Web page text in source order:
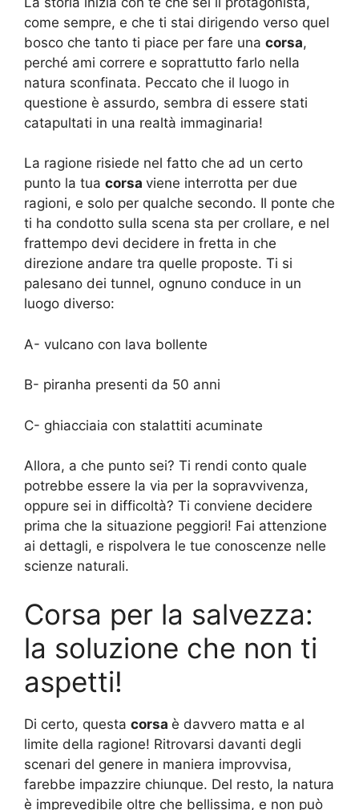
come sempre, e che ti stai dirigendo verso quel
bosco che tanto ti piace per fare una corsa,
perché ami correre e soprattutto farlo nella
natura sconfinata. Peccato che il luogo in
questione è assurdo, sembra di essere stati
catapultati in una realtà immaginaria!
La ragione risiede nel fatto che ad un certo
punto la tua corsa viene interrotta per due
ragioni, e solo per qualche secondo. Il ponte che
ti ha condotto sulla scena sta per crollare, e nel
frattempo devi decidere in fretta in che
direzione andare tra quelle proposte. Ti si
palesano dei tunnel, ognuno conduce in un
luogo diverso:
A- vulcano con lava bollente
B- piranha presenti da 50 anni
C- ghiacciaia con stalattiti acuminate
Allora, a che punto sei? Ti rendi conto quale
potrebbe essere la via per la sopravvivenza,
oppure sei in difficoltà? Ti conviene decidere
prima che la situazione peggiori! Fai attenzione
ai dettagli, e rispolvera le tue conoscenze nelle
scienze naturali.
Corsa per la salvezza:
la soluzione che non ti
aspetti!
Di certo, questa corsa è davvero matta e al
limite della ragione! Ritrovarsi davanti degli
scenari del genere in maniera improvvisa,
farebbe impazzire chiunque. Del resto, la natura
è imprevedibile oltre che bellissima, e non può